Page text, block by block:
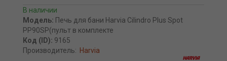
В наличии
Модель: Печь для бани Harvia Cilindro Plus Spot
PP90SP(пульт в комплекте
Код (ID): 9165
Производитель: Harvia